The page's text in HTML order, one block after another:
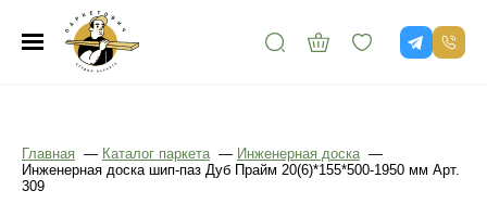
Главная — Каталог паркета — Инженерная доска —
Инженерная доска шип-паз Дуб Прайм 20(6)*155*500-1950 мм Арт.
309